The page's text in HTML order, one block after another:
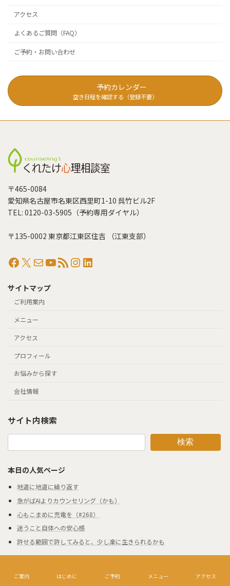
アクセス
よくあるご質問（FAQ）
ご予約・お問い合わせ
予約カレンダー
空き日程を確認する（登録不要）
〒465-0084
愛知県名古屋市名東区西里町1-10 呉竹ビル2F
TEL: 0120-03-5905（予約専用ダイヤル）
〒135-0002 東京都江東区住吉 （江東支部）
Facebook
X メールYouTube
RSS フィードInstagram
LinkedIn
サイトマップ
ご利用案内
メニュー
アクセス
プロフィール
お悩みから探す
会社情報
サイト内検索
検索
本日の人気ページ
地道に地道に繰り返す
急がばAIよりカウンセリング（かも）
心もこまめに充電を（#268）
迷うこと自体への安心感
許せる範囲で許してみると、少し楽に生きられるかも
ご案内 はじめに ご予約 メニュー アクセス